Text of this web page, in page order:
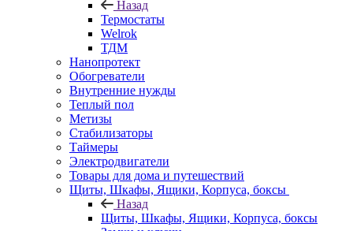
Назад
Термостаты
Welrok
ТДМ
Нанопротект
Обогреватели
Внутренние нужды
Теплый пол
Метизы
Стабилизаторы
Таймеры
Электродвигатели
Товары для дома и путешествий
Щиты, Шкафы, Ящики, Корпуса, боксы
Назад
Щиты, Шкафы, Ящики, Корпуса, боксы